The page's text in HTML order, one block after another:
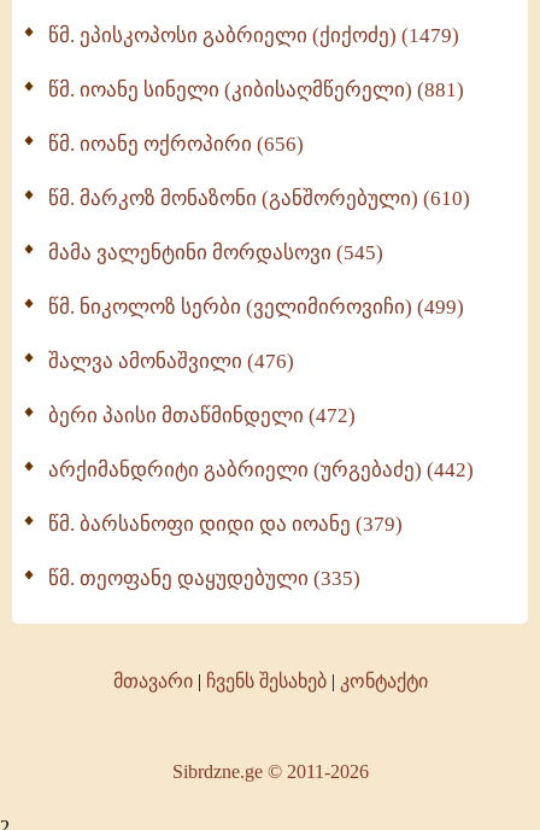
წმ. ეპისკოპოსი გაბრიელი (ქიქოძე) (1479)
წმ. იოანე სინელი (კიბისაღმწერელი) (881)
წმ. იოანე ოქროპირი (656)
წმ. მარკოზ მონაზონი (განშორებული) (610)
მამა ვალენტინი მორდასოვი (545)
წმ. ნიკოლოზ სერბი (ველიმიროვიჩი) (499)
შალვა ამონაშვილი (476)
ბერი პაისი მთაწმინდელი (472)
არქიმანდრიტი გაბრიელი (ურგებაძე) (442)
წმ. ბარსანოფი დიდი და იოანე (379)
წმ. თეოფანე დაყუდებული (335)
მთავარი| ჩვენს შესახებ| კონტაქტი
Sibrdzne.ge © 2011-2026